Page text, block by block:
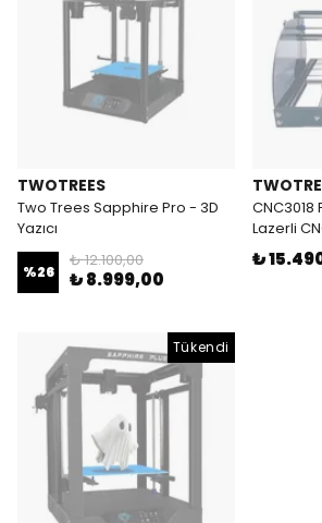
TWOTREES
Two Trees Sapphire Pro - 3D
Yazıcı
%26
₺ 12.100,00
₺ 8.999,00
CNC3018
Lazerli
₺
Tükendi